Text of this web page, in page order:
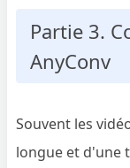
Partie 3.
AnyConv
Souvent les
longue et d'une